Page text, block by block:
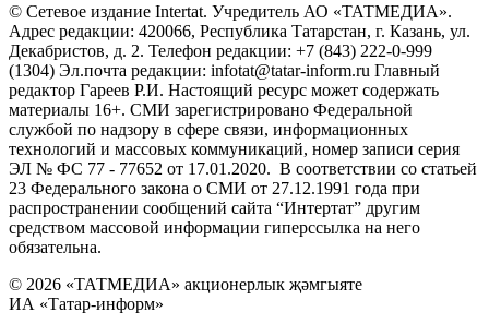
© Сетевое издание Intertat. Учредитель АО «ТАТМЕДИА».
Адрес редакции: 420066, Республика Татарстан, г. Казань, ул.
Декабристов, д. 2. Телефон редакции: +7 (843) 222-0-999
(1304) Эл.почта редакции: infotat@tatar-inform.ru Главный
редактор Гареев Р.И. Настоящий ресурс может содержать
материалы 16+. СМИ зарегистрировано Федеральной
службой по надзору в сфере связи, информационных
технологий и массовых коммуникаций, номер записи серия
ЭЛ № ФС 77 - 77652 от 17.01.2020. В соответствии со статьей
23 Федерального закона о СМИ от 27.12.1991 года при
распространении сообщений сайта “Интертат” другим
средством массовой информации гиперссылка на него
обязательна.
© 2026 «ТАТМЕДИА» акционерлык җәмгыяте
ИА «Татар-информ»